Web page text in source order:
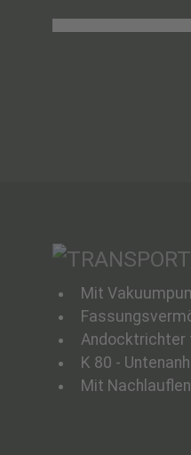
Mit
Andocktrichter
K 80 -
Mit